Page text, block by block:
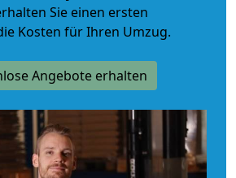
Sie einen ersten
Kosten für Ihren Umzug.
Angebote erhalten